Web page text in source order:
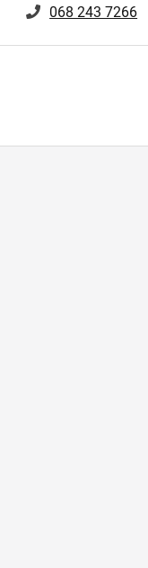
068 243 7266